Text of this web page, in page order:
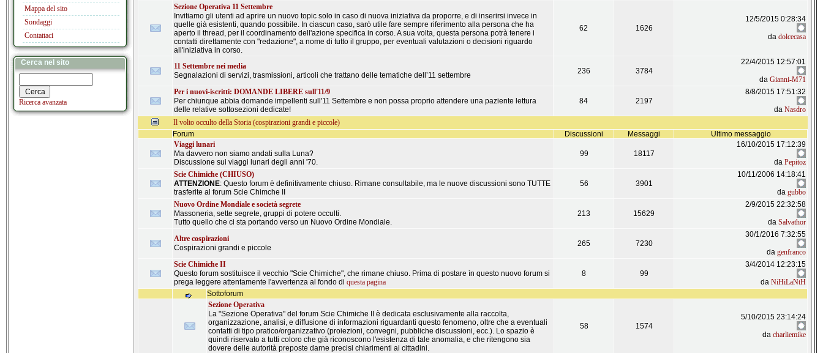
Mappa del sito
Sondaggi
Contattaci
Cerca nel sito
Ricerca avanzata
Sezione Operativa 11 Settembre
Invitiamo gli utenti ad aprire un nuovo topic solo in caso di nuova iniziativa da proporre, e di inserirsi invece in
quelle già esistenti, quando possibile. In ciascun caso, sarò utile fare sempre riferimento alla persona che ha
aperto il thread, per il coordinamento dell'azione specifica in corso. A sua volta, questa persona potrà tenere i
contatti direttamente con "redazione", a nome di tutto il gruppo, per eventuali valutazioni o decisioni riguardo
all'iniziativa in corso.
62 1626
12/5/2015 0:28:34
da dolcecasa
11 Settembre nei media
Segnalazioni di servizi, trasmissioni, articoli che trattano delle tematiche dell’11 settembre
236 3784
22/4/2015 12:57:01
da Gianni-M71
Per i nuovi-iscritti: DOMANDE LIBERE sull'11/9
Per chiunque abbia domande impellenti sull'11 Settembre e non possa proprio attendere una paziente lettura
delle relative sottosezioni dedicate!
84 2197
8/8/2015 17:51:32
da Nasdro
Il volto occulto della Storia (cospirazioni grandi e piccole)
Forum
Discussioni Messaggi
Ultimo messaggio
Viaggi lunari
Ma davvero non siamo andati sulla Luna?
Discussione sui viaggi lunari degli anni '70.
99 18117
16/10/2015 17:12:39
da Pepitoz
Scie Chimiche (CHIUSO)
ATTENZIONE: Questo forum è definitivamente chiuso. Rimane consultabile, ma le nuove discussioni sono TUTTE
trasferite al forum Scie Chimche II
56 3901
10/11/2006 14:18:41
da gubbo
Nuovo Ordine Mondiale e società segrete
Massoneria, sette segrete, gruppi di potere occulti.
Tutto quello che ci sta portando verso un Nuovo Ordine Mondiale.
213 15629
2/9/2015 22:32:58
da Salvathor
Altre cospirazioni
Cospirazioni grandi e piccole
265 7230
30/1/2016 7:32:55
da genfranco
Scie Chimiche II
Questo forum sostituisce il vecchio "Scie Chimiche", che rimane chiuso. Prima di postare ìn questo nuovo forum si
prega leggere attentamente l'avvertenza al fondo di questa pagina
8 99
3/4/2014 12:23:15
da NiHiLaNtH
Sottoforum
Sezione Operativa
La "Sezione Operativa" del forum Scie Chimiche II è dedicata esclusivamente alla raccolta,
organizzazione, analisi, e diffusione di informazioni riguardanti questo fenomeno, oltre che a eventuali
contatti di tipo pratico/organizzativo (proiezioni, convegni, pubbliche discussioni, ecc.). Lo spazio è
quindi riservato a tutti coloro che già riconoscono l'esistenza di tale anomalia, e che ritengono sia
dovere delle autorità preposte darne precisi chiarimenti ai cittadini.
58 1574
5/10/2015 23:14:24
da charliemike